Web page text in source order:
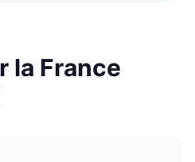
la France